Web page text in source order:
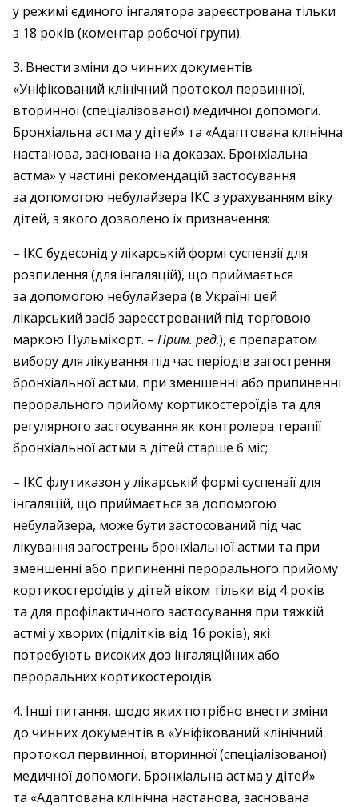
у режимі єдиного інгалятора зареєстрована тільки
з 18 років (коментар робочої групи).
3. Внести зміни до чинних документів
«Уніфікований клінічний протокол первинної,
вторинної (спеціалізованої) медичної допомоги.
Бронхіальна астма у дітей» та «Адаптована клінічна
настанова, заснована на доказах. Бронхіальна
астма» у частині рекомендацій застосування
за допомогою небулайзера ІКС з урахуванням віку
дітей, з якого дозволено їх призначення:
– ІКС будесонід у лікарській формі суспензії для
розпилення (для інгаляцій), що приймається
за допомогою небулайзера (в Україні цей
лікарський засіб зареєстрований під торговою
маркою Пульмікорт. – Прим. ред.), є препаратом
вибору для лікування під час періодів загострення
бронхіальної астми, при зменшенні або припиненні
перорального прийому кортикостероїдів та для
регулярного застосування як контролера терапії
бронхіальної астми в дітей старше 6 міс;
– ІКС флутиказон у лікарській формі суспензії для
інгаляцій, що приймається за допомогою
небулайзера, може бути застосований під час
лікування загострень бронхіальної астми та при
зменшенні або припиненні перорального прийому
кортикостероїдів у дітей віком тільки від 4 років
та для профілактичного застосування при тяжкій
астмі у хворих (підлітків від 16 років), які
потребують високих доз інгаляційних або
пероральних кортикостероїдів.
4. Інші питання, щодо яких потрібно внести зміни
до чинних документів в «Уніфікований клінічний
протокол первинної, вторинної (спеціалізованої)
медичної допомоги. Бронхіальна астма у дітей»
та «Адаптована клінічна настанова, заснована